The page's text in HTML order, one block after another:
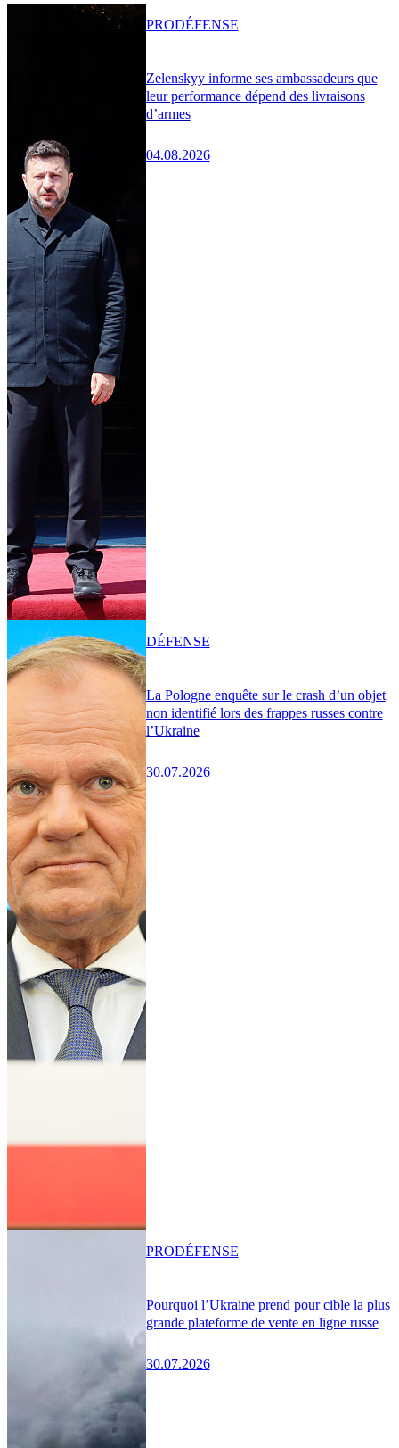
Zelenskyy informe ses ambassadeurs que
leur performance dépend des livraisons
d’armes
04.08.2026
PRODÉFENSE
La Pologne enquête sur le crash d’un objet
non identifié lors des frappes russes contre
l’Ukraine
30.07.2026
DÉFENSE
Pourquoi l’Ukraine prend pour cible la plus
grande plateforme de vente en ligne russe
30.07.2026
PRODÉFENSE